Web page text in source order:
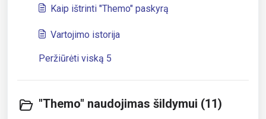
Kaip ištrinti "Themo" paskyrą
Vartojimo istorija
Peržiūrėti viską 5
"Themo" naudojimas šildymui (11)